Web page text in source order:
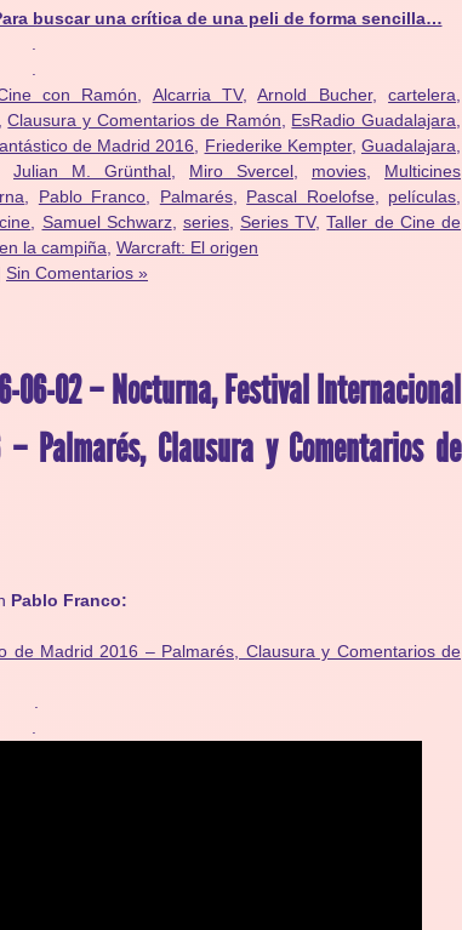
buscar una crítica de una peli de forma sencilla…
con Ramón Alcarria TV,Arnold Bucher,cartelera
,Clausura y Comentarios de Ramón EsRadio Guadalajara
de Madrid 2016 Friederike Kempter, Guadalajara
Julian M. Grünthal Miro Svercel movies
Multicines
Pablo Franco Palmarés, Pascal Roelofse películas
Samuel Schwarz, series, Series TV,Taller de Cine de
la campiña Warcraft: El origen
Sin Comentarios »
06-02 – Nocturna, Festival Internacional
Palmarés, Clausura y Comentarios de
Pablo Franco:
de Madrid 2016 – Palmarés, Clausura y Comentarios de